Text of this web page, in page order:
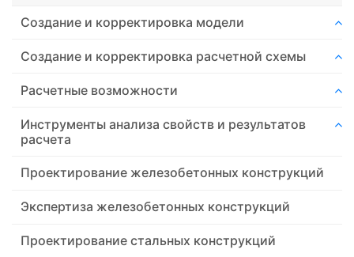
Создание и корректировка модели
Создание и корректировка расчетной схемы
Расчетные возможности
Инструменты анализа свойств и результатов
расчета
Проектирование железобетонных конструкций
Экспертиза железобетонных конструкций
Проектирование стальных конструкций